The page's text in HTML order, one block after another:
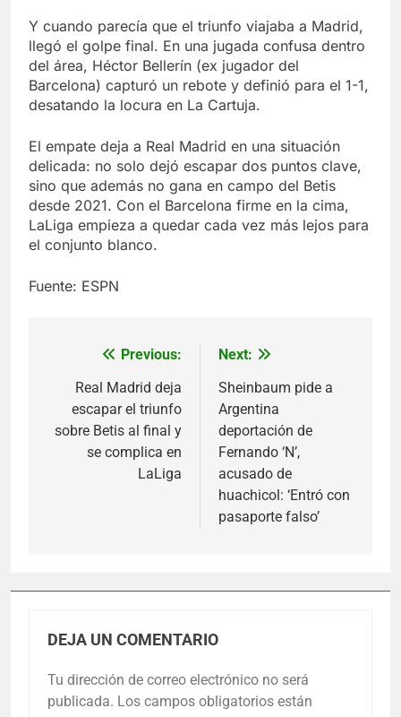
Y cuando parecía que el triunfo viajaba a Madrid,
llegó el golpe final. En una jugada confusa dentro
del área, Héctor Bellerín (ex jugador del
Barcelona) capturó un rebote y definió para el 1-1,
desatando la locura en La Cartuja.
El empate deja a Real Madrid en una situación
delicada: no solo dejó escapar dos puntos clave,
sino que además no gana en campo del Betis
desde 2021. Con el Barcelona firme en la cima,
LaLiga empieza a quedar cada vez más lejos para
el conjunto blanco.
Fuente: ESPN
Navegación
entradas
Previous:
Real Madrid deja
escapar el triunfo
sobre Betis al final y
se complica en
LaLiga
Next:
Sheinbaum pide a
Argentina
deportación de
Fernando ‘N’,
acusado de
huachicol: ‘Entró con
pasaporte falso’
DEJA UN COMENTARIO
Tu dirección de correo electrónico no será
publicada. Los campos obligatorios están